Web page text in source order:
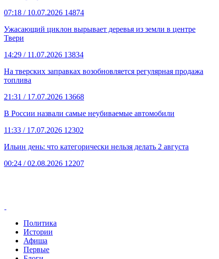
07:18 / 10.07.2026 14874
Ужасающий циклон вырывает деревья из земли в центре
Твери
14:29 / 11.07.2026 13834
На тверских заправках возобновляется регулярная продажа
топлива
21:31 / 17.07.2026 13668
В России назвали самые неубиваемые автомобили
11:33 / 17.07.2026 12302
Ильин день: что категорически нельзя делать 2 августа
00:24 / 02.08.2026 12207
Политика
Истории
Афиша
Первые